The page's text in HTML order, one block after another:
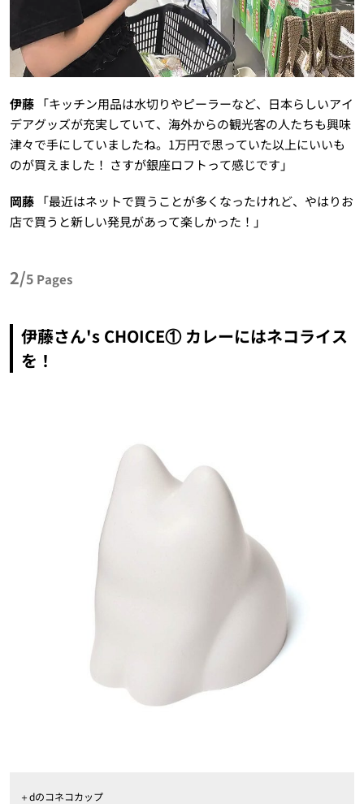
伊藤「キッチン用品は水切りやピーラーなど、日本らしいアイ
デアグッズが充実していて、海外からの観光客の人たちも興味
津々で手にしていましたね。1万円で思っていた以上にいいも
のが買えました！ さすが銀座ロフトって感じです」
岡藤「最近はネットで買うことが多くなったけれど、やはりお
店で買うと新しい発見があって楽しかった！」
2/5 Pages
伊藤さん's CHOICE① カレーにはネコライス
を！
＋dのコネコカップ